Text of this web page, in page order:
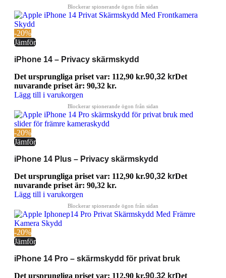
-20%
Jämför
iPhone 14 – Privacy skärmskydd
Det ursprungliga priset var: 112,90 kr.90,32 krDet
nuvarande priset är: 90,32 kr.
Lägg till i varukorgen
-20%
Jämför
iPhone 14 Plus – Privacy skärmskydd
Det ursprungliga priset var: 112,90 kr.90,32 krDet
nuvarande priset är: 90,32 kr.
Lägg till i varukorgen
-20%
Jämför
iPhone 14 Pro – skärmskydd för privat bruk
Det ursprungliga priset var: 112,90 kr.90,32 krDet